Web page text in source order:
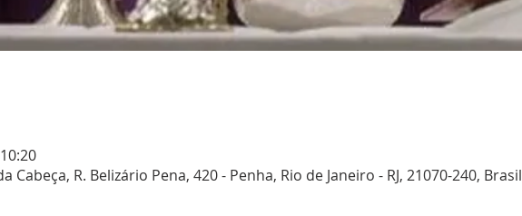
R. Belizário Pena, 420 - Penha, Rio de Janeiro - RJ, 21070-240, Brasil